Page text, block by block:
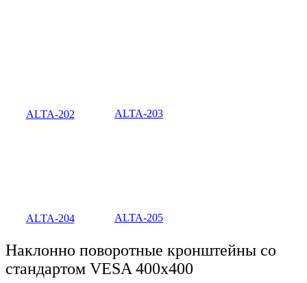
ALTA-202 ALTA-203
ALTA-204 ALTA-205
Наклонно поворотные кронштейны со
стандартом VESA 400x400